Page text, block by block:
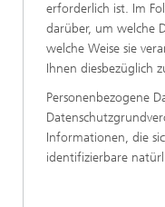
erforderlich ist. Im
darüber, um welche
welche Weise sie
Ihnen diesbezüglich
Personenbezogene
Informationen, die
identifizierbare